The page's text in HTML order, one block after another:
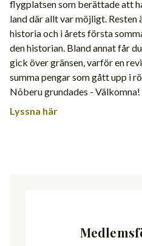
flygplatsen som berättade att
land där allt var möjligt. Resten
historia och i årets första
den historian. Bland annat får
gick över gränsen, varför en
summa pengar som gått upp i
Nõberu grundades - Välkomna!
Lyssna här